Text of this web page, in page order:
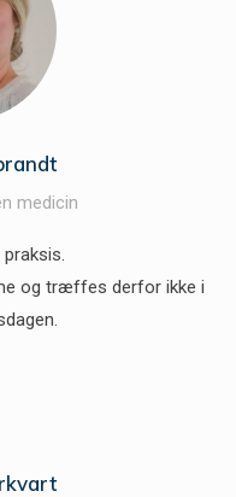
medicin
og træffes derfor ikke i